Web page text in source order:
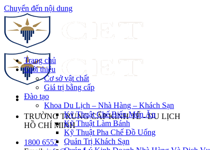
Chuyển đến nội dung
TRƯỜNG TRUNG CẤP KINH TẾ - DU LỊCH
HỒ CHÍ MINH
1800 6552
Trang chủ
Giới thiệu
Cơ sở vật chất
Giá trị bằng cấp
Đào tạo
Khoa Du Lịch – Nhà Hàng – Khách Sạn
Kỹ Thuật Chế Biến Món Ăn
Kỹ Thuật Làm Bánh
Kỹ Thuật Pha Chế Đồ Uống
Quản Trị Khách Sạn